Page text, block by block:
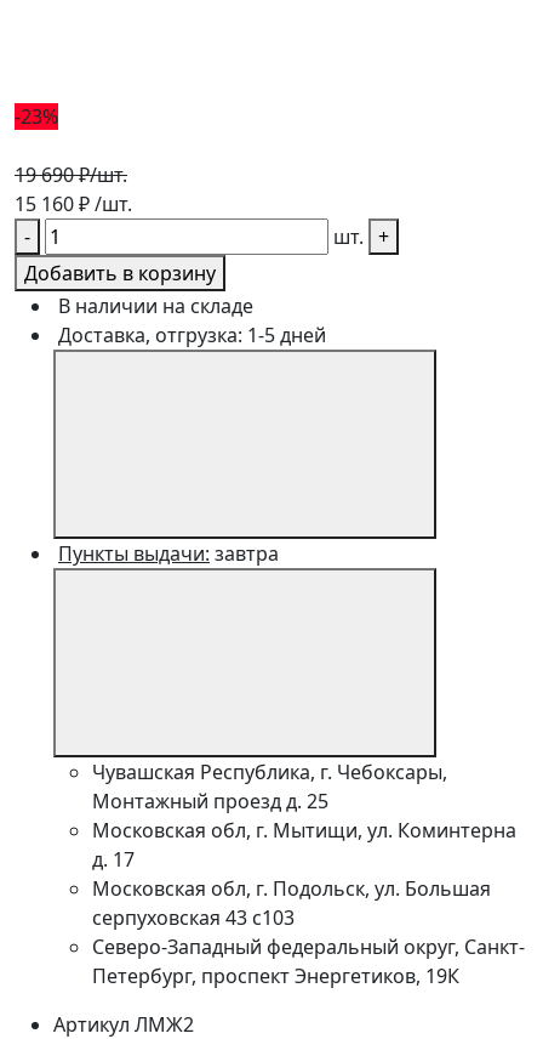
-23%
19 690 ₽/шт.
15 160₽/шт.
-
шт. +
Добавить в корзину
В наличии на складе
Доставка, отгрузка: 1-5 дней
Пункты выдачи: завтра
Чувашская Республика, г. Чебоксары,
Монтажный проезд д. 25
Московская обл, г. Мытищи, ул. Коминтерна
д. 17
Московская обл, г. Подольск, ул. Большая
серпуховская 43 с103
Северо-Западный федеральный округ, Санкт-
Петербург, проспект Энергетиков, 19К
Артикул ЛМЖ2